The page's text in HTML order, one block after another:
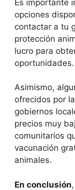
Es importante
opciones
contactar a tu
protección
lucro para
oportunidades.
Asimismo,
ofrecidos por
gobiernos
precios muy
comunitarios
vacunación
animales.
En conclusión